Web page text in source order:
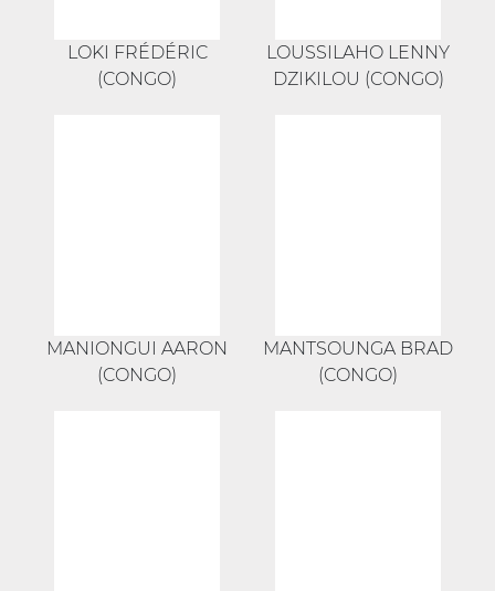
LOKI FRÉDÉRIC
(CONGO)
LOUSSILAHO LENNY
DZIKILOU (CONGO)
MANIONGUI AARON
(CONGO)
MANTSOUNGA BRAD
(CONGO)